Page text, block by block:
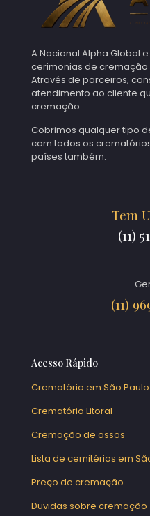
A Nacional Alpha Global
cerimonias de cremação
Através de parceiros,
atendimento ao cliente
cremação.
Cobrimos qualquer tipo
com todos os
países também.
Tem
(11)
(11)
Acesso Rápido
Crematório em São Paulo
Crematório Litoral
Cremação de ossos
Lista de cemitérios em
Preço de cremação
Duvidas sobre cremação